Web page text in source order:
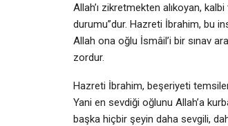
Allah’ı zikretmekten alıkoyan,
durumu”dur. Hazreti İbrahim, bu
Allah ona oğlu İsmâil’i bir sınav
zordur.
Hazreti İbrahim, beşeriyeti
Yani en sevdiği oğlunu Allah’a
başka hiçbir şeyin daha sevgili,